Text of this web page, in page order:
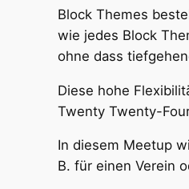
Block Themes
wie jedes Block
ohne dass
Diese hohe
Twenty Twenty-
In diesem Meetup
B. für einen Verein